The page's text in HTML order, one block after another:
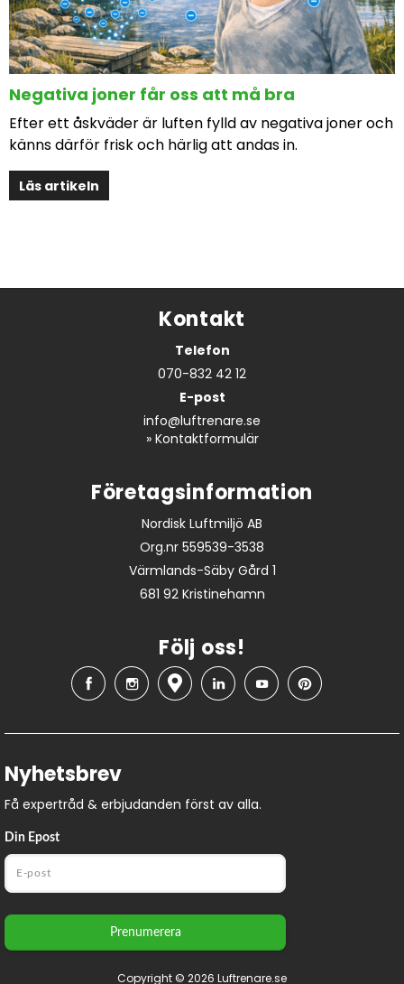
Negativa joner får oss att må bra
Efter ett åskväder är luften fylld av negativa joner och
känns därför frisk och härlig att andas in.
Läs artikeln
Kontakt
Telefon
070-832 42 12
E-post
info@luftrenare.se
» Kontaktformulär
Företagsinformation
Nordisk Luftmiljö AB
Org.nr 559539-3538
Värmlands-Säby Gård 1
681 92 Kristinehamn
Följ oss!
Nyhetsbrev
Få expertråd & erbjudanden först av alla.
Din Epost
Prenumerera
Copyright © 2026 Luftrenare.se